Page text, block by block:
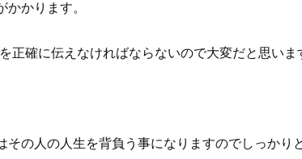
かります。
確に伝えなければならないので大変だと思いま
の人の人生を背負う事になりますのでしっかり